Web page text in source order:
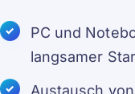
PC und
langsamer
Austausch